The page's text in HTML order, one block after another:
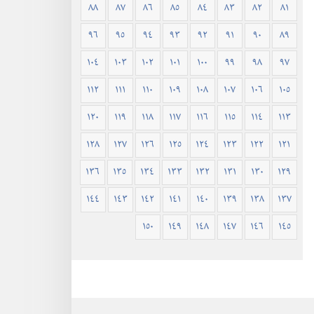
٨١
٨٢ ٨٣ ٨٤ ٨٥ ٨٦ ٨٧
٨٨
٨٩
٩٠ ٩١ ٩٢ ٩٣ ٩٤ ٩٥
٩٦
٩٧
٩٨ ٩٩ ١٠٠ ١٠١ ١٠٢ ١٠٣
١٠٤
١٠٥
١٠٦ ١٠٧ ١٠٨ ١٠٩ ١١٠ ١١١
١١٢
١١٣
١١٤ ١١٥ ١١٦ ١١٧ ١١٨ ١١٩
١٢٠
١٢١
١٢٢ ١٢٣ ١٢٤ ١٢٥ ١٢٦ ١٢٧
١٢٨
١٢٩
١٣٠ ١٣١ ١٣٢ ١٣٣ ١٣٤ ١٣٥
١٣٦
١٣٧
١٣٨ ١٣٩ ١٤٠ ١٤١ ١٤٢ ١٤٣
١٤٤
١٤٥
١٤٦ ١٤٧ ١٤٨ ١٤٩ ١٥٠